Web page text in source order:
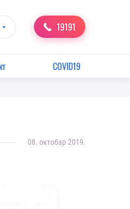
19191
COVID19
08. октобар 2019.